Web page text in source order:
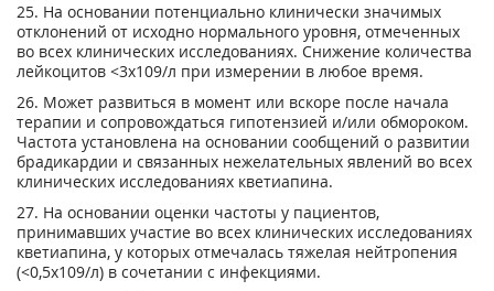
25. На основании потенциально клинически значимых
отклонений от исходно нормального уровня, отмеченных
во всех клинических исследованиях. Снижение количества
лейкоцитов <3х109/л при измерении в любое время.
26. Может развиться в момент или вскоре после начала
терапии и сопровождаться гипотензией и/или обмороком.
Частота установлена на основании сообщений о развитии
брадикардии и связанных нежелательных явлений во всех
клинических исследованиях кветиапина.
27. На основании оценки частоты у пациентов,
принимавших участие во всех клинических исследованиях
кветиапина, у которых отмечалась тяжелая нейтропения
(<0,5х109/л) в сочетании с инфекциями.